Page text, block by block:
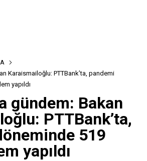
Karaismailoğlu: PTTBank’ta, pandemi
yapıldı
gündem: Bakan
PTTBank’ta,
519
yapıldı